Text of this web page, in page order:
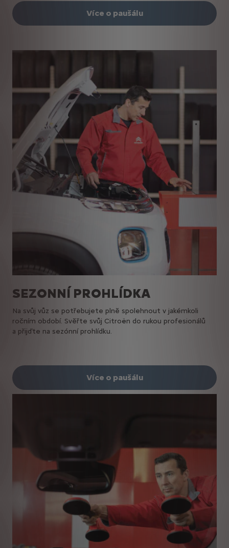
Více o paušálu
SEZONNÍ PROHLÍDKA
Na svůj vůz se potřebujete plně spolehnout v jakémkoli
ročním období. Svěřte svůj Citroën do rukou profesionálů
a přijďte na sezónní prohlídku.
Více o paušálu